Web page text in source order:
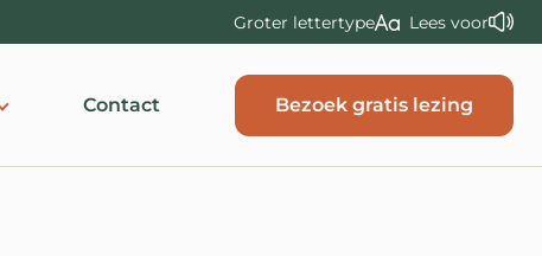
Groter lettertype Lees voor
Contact Bezoek gratis lezing